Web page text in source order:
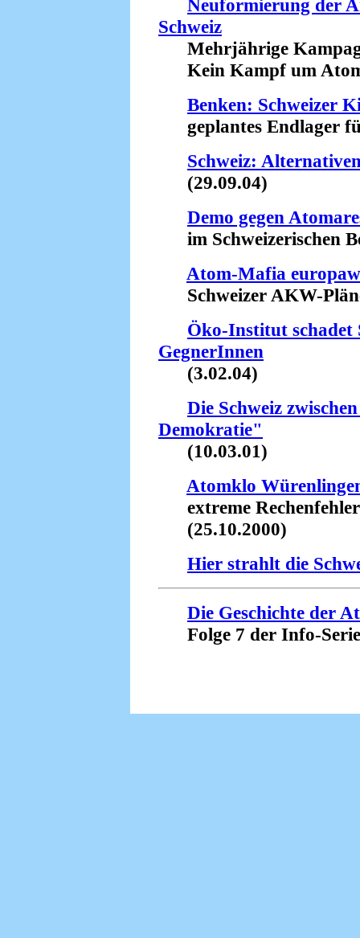
Neuformierung der
Schweiz
Mehrjährige
Kein Kampf um
Benken: Schweizer
geplantes Endlager
Schweiz:
(29.09.04)
Demo gegen
im Schweizerischen
Atom-Mafia
Schweizer AKW-
Öko-Institut
GegnerInnen
(3.02.04)
Die Schweiz
Demokratie"
(10.03.01)
Atomklo
extreme
(25.10.2000)
Hier strahlt die
Die Geschichte der
Folge 7 der Info-Serie